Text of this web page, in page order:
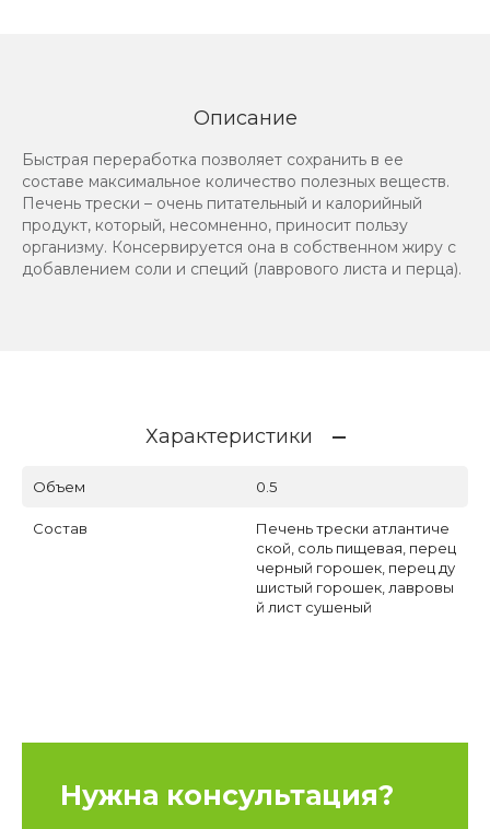
Описание
Быстрая переработка позволяет сохранить в ее
составе максимальное количество полезных веществ.
Печень трески – очень питательный и калорийный
продукт, который, несомненно, приносит пользу
организму. Консервируется она в собственном жиру с
добавлением соли и специй (лаврового листа и перца).
Характеристики
Объем 0.5
Состав
Печень трески атлантиче
ской, соль пищевая, перец
черный горошек, перец ду
шистый горошек, лавровы
й лист сушеный
Нужна консультация?